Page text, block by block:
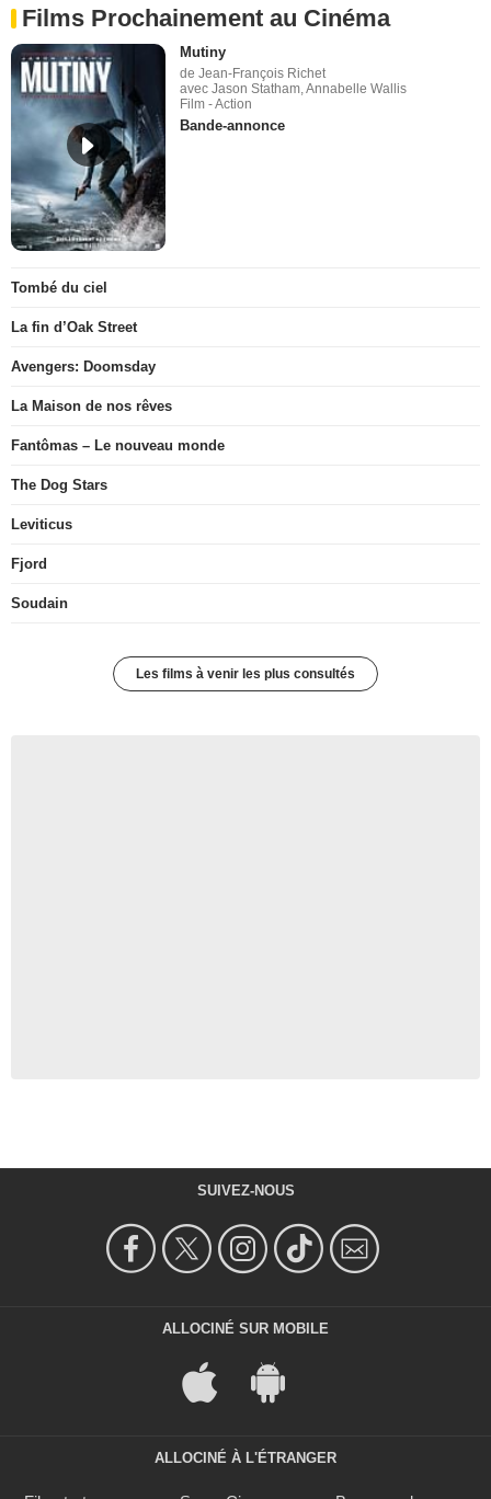
Films Prochainement au Cinéma
Mutiny
de Jean-François Richet
avec Jason Statham, Annabelle Wallis
Film - Action
Bande-annonce
Tombé du ciel
La fin d’Oak Street
Avengers: Doomsday
La Maison de nos rêves
Fantômas – Le nouveau monde
The Dog Stars
Leviticus
Fjord
Soudain
Les films à venir les plus consultés
SUIVEZ-NOUS
ALLOCINÉ SUR MOBILE
ALLOCINÉ À L'ÉTRANGER